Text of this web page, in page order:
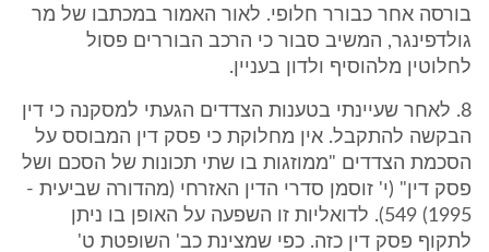
בורסה אחר כבורר חלופי. לאור האמור במכתבו של מר
גולדפינגר, המשיב סבור כי הרכב הבוררים פסול
לחלוטין מלהוסיף ולדון בעניין.
8. לאחר שעיינתי בטענות הצדדים הגעתי למסקנה כי דין
הבקשה להתקבל. אין מחלוקת כי פסק דין המבוסס על
הסכמת הצדדים "ממוזגות בו שתי תכונות של הסכם ושל
פסק דין" (י' זוסמן סדרי הדין האזרחי (מהדורה שביעית -
1995) 549). לדואליות זו השפעה על האופן בו ניתן
לתקוף פסק דין כזה. כפי שמצינת כב' השופטת ט'